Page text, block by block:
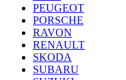
PEUGEOT
PORSCHE
RAVON
RENAULT
SKODA
SUBARU